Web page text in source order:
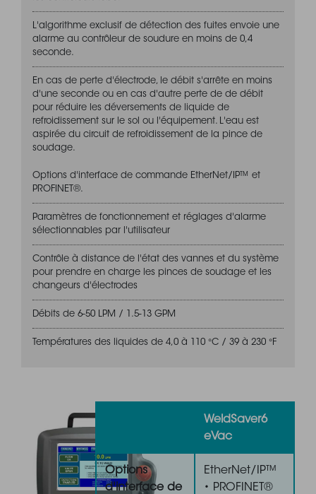
L'algorithme exclusif de détection des fuites envoie une
alarme au contrôleur de soudure en moins de 0,4
seconde.
En cas de perte d'électrode, le débit s'arrête en moins
d'une seconde ou en cas d'autre perte de de débit
pour réduire les déversements de liquide de
refroidissement sur le sol ou l'équipement. L'eau est
aspirée du circuit de refroidissement de la pince de
soudage.
Options d'interface de commande EtherNet/IP™ et
PROFINET®.
Paramètres de fonctionnement et réglages d'alarme
sélectionnables par l'utilisateur
Contrôle à distance de l'état des vannes et du système
pour prendre en charge les pinces de soudage et les
changeurs d'électrodes
Débits de 6-50 LPM / 1.5-13 GPM
Températures des liquides de 4,0 à 110 °C / 39 à 230 °F
WeldSaver6
eVac
Options
d'interface de
EtherNet/IP™
• PROFINET®
Soumettre